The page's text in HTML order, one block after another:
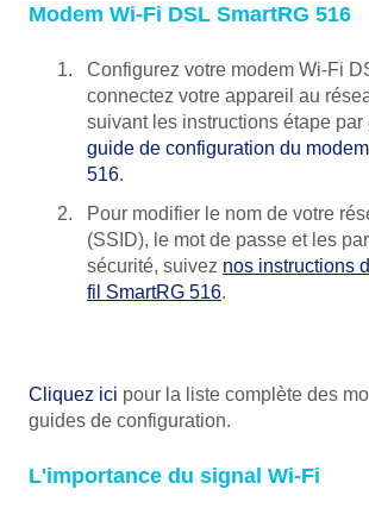
Modem Wi-Fi DSL SmartRG 516
Configurez votre modem Wi-Fi
connectez votre appareil au
suivant les instructions étape par
guide de configuration du
516.
Pour modifier le nom de votre
(SSID), le mot de passe et les
sécurité, suivez nos instructions
fil SmartRG 516.
Cliquez ici pour la liste complète des
guides de configuration.
L'importance du signal Wi-Fi